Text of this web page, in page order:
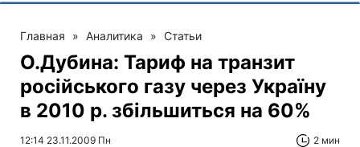
Главная » Аналитика » Статьи
О.Дубина: Тариф на транзит
російського газу через Україну
в 2010 р. збільшиться на 60%
12:14 23.11.2009 Пн 2 мин